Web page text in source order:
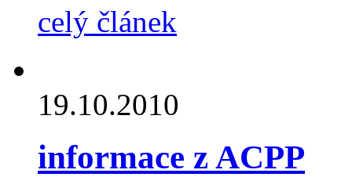
celý článek
19.10.2010
informace z ACPP